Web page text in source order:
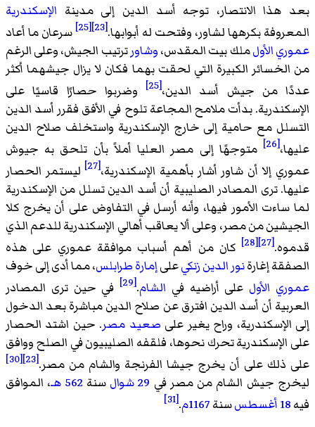
بعد هذا الانتصار، توجه أسد الدين إلى مدينة الإسكندرية
المعروفة بكرهها لشاور، وفتحت له أبوابها.[23]
[25]
سرعان ما أعاد
عموري الأولملك بيت المقدس،وشاورترتيب الجيش، وعلى الرغم
من الخسائر الكبيرة التي لحقت بهما فكان لا يزال جيشهما أكثر
عددًا من جيش أسد الدين،[25]
وضربوا حصارًا قاسيًا على
الإسكندرية. بدأت ملامح المجاعة تلوح في الأفق فقرر أسد الدين
التسلل مع حامية إلى خارج الإسكندرية واستخلف صلاح الدين
عليها،[26]
متوجهًا إلى مصر العليا أملاً بأن تلحق به جيوش
عموري إلا أن شاور أشار بأهمية الإسكندرية،[27]
ليستمر الحصار
عليها. ترى المصادر الصليبية أن أسد الدين تسلل من الإسكندرية
لما ساءت الأمور فيها، وأنه أرسل في التفاوض على أن يخرج كلا
الجيشين من مصر، وعلى ألا يعاقب أهالي الإسكندرية للدعم الذي
قدموه.[27]
[28]
كان من أهم أسباب موافقة عموري على هذه
الصفقة إغارةنور الدين زنكيعلىإمارة طرابلس، مما أدى إلى خوف
عموري الأول على أراضيه في الشام.
[29]
في حين ترى المصادر
العربية أن أسد الدين افترق عن صلاح الدين مباشرة بعد الدخول
إلى الإسكندرية، وراح يغير على صعيد مصر. حين اشتد الحصار
على الإسكندرية تحرك نحوها، فلقفه الصليبيون في الصلح ووافق
على ذلك على أن يخرج جيشا الفرنجة والشام من مصر.[23]
[30]
ليخرج جيش الشام من مصر في 29 شوال سنة 562 هـ
، الموافق
فيه18 أغسطس سنة1167م .
[31]